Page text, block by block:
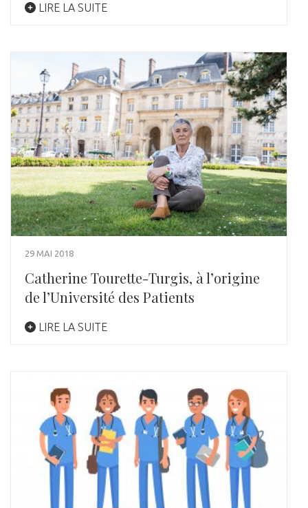
LIRE LA SUITE
29 MAI 2018
Catherine Tourette-Turgis, à l’origine
de l’Université des Patients
LIRE LA SUITE